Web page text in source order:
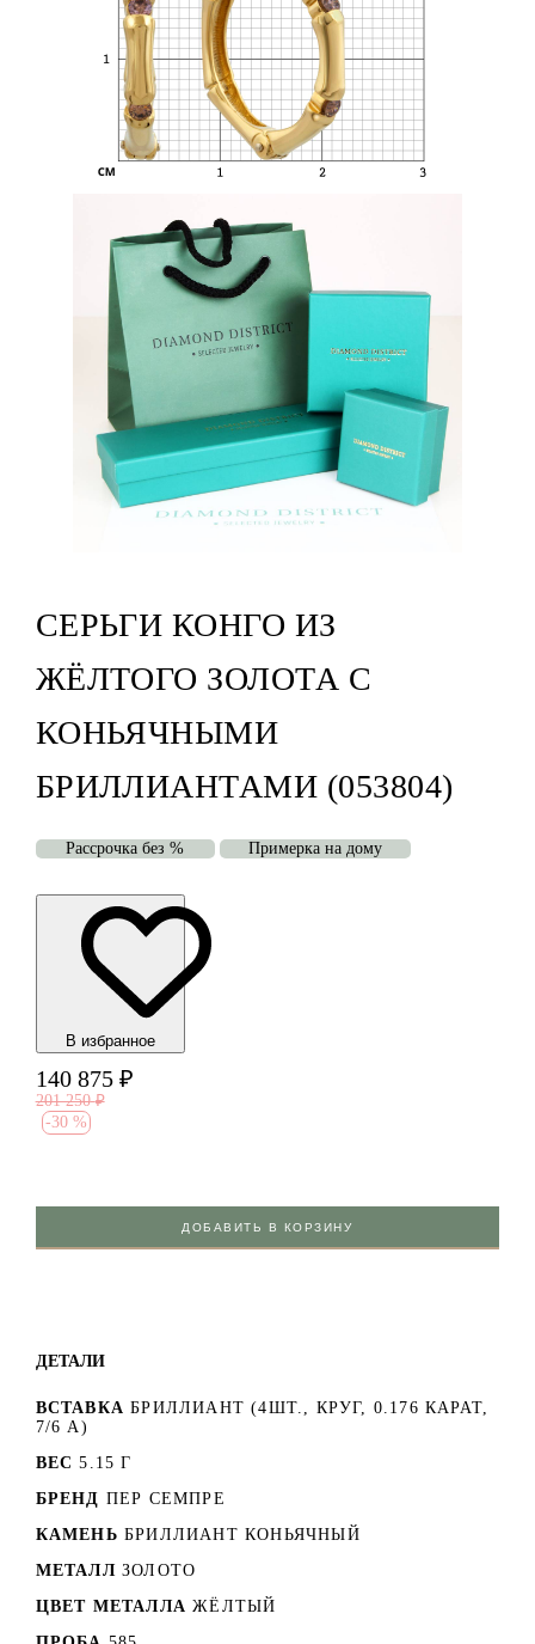
СЕРЬГИ КОНГО ИЗ
ЖЁЛТОГО ЗОЛОТА С
КОНЬЯЧНЫМИ
БРИЛЛИАНТАМИ (053804)
Рассрочка без % Примерка на дому
В избранноe
140 875 ₽
201 250 ₽
-30 %
ДОБАВИТЬ В КОРЗИНУ
ДЕТАЛИ
ВСТАВКА БРИЛЛИАНТ (4ШТ., КРУГ, 0.176 КАРАТ,
7/6 А)
ВЕС 5.15 Г
БРЕНД ПЕР СЕМПРЕ
КАМЕНЬ БРИЛЛИАНТ КОНЬЯЧНЫЙ
МЕТАЛЛ ЗОЛОТО
ЦВЕТ МЕТАЛЛА ЖЁЛТЫЙ